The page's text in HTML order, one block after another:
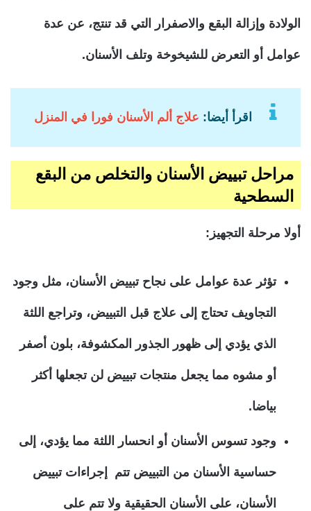
الولادة وإزالة البقع والاصفرار التي قد تنتج، عن عدة
عوامل أو التعرض للشيخوخة وتلف الأسنان.
اقرأ أيضا: علاج ألم الأسنان فورا في المنزل
مراحل تبييض الأسنان والتخلص من البقع
السطحية
أولا مرحلة التجهيز:
تؤثر عدة عوامل على نجاح تبييض الأسنان، مثل وجود
التجاويف تحتاج إلى علاج قبل التبييض، وتراجع اللثة
الذي يؤدي إلى ظهور الجذور المكشوفة، بلون أصفر
أو مشوه مما يجعل منتجات تبييض لن تجعلها أكثر
بياضا.
وجود تسوس الأسنان أو انحسار اللثة مما يؤدي، إلى
حساسية الأسنان من التبييض تتم إجراءات تبييض
الأسنان، على الأسنان الحقيقية ولا تتم على